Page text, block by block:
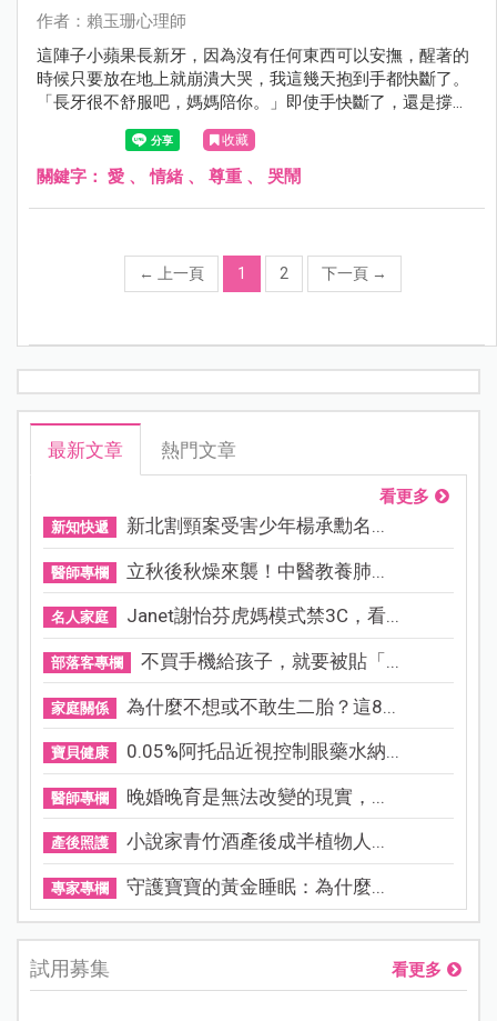
作者：賴玉珊心理師
這陣子小蘋果長新牙，因為沒有任何東西可以安撫，醒著的
時候只要放在地上就崩潰大哭，我這幾天抱到手都快斷了。
「長牙很不舒服吧，媽媽陪你。」即使手快斷了，還是撐出
小宇宙呵護著，我跟老公從不打孩子，也一直在學著以好好
溝通來表達生氣，但這樣的耐心與體力還真的是當爸媽之後
慢慢學來的呢。
收藏
關鍵字： 愛 、情緒 、 尊重 、 哭鬧
← 上一頁 1 2 下一頁 →
最新文章 熱門文章
看更多
新知快遞 新北割頸案受害少年楊承勳名...
醫師專欄 立秋後秋燥來襲！中醫教養肺...
名人家庭 Janet謝怡芬虎媽模式禁3C，看...
部落客專欄 不買手機給孩子，就要被貼「...
家庭關係 為什麼不想或不敢生二胎？這8...
寶貝健康 0.05%阿托品近視控制眼藥水納...
醫師專欄 晚婚晚育是無法改變的現實，...
產後照護 小說家青竹酒產後成半植物人...
專家專欄 守護寶寶的黃金睡眠：為什麼...
試用募集 看更多